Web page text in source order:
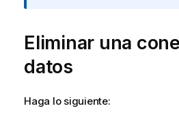
r
m
a
i
Eliminar una
datos
Haga lo siguiente: